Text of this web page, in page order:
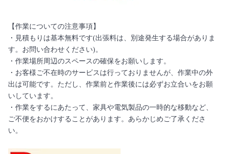
【作業についての注意事項】
・見積もりは基本無料です(出張料は、別途発生する場合がありま
す。お問い合わせください)。
・作業場所周辺のスペースの確保をお願いします。
・お客様ご不在時のサービスは行っておりませんが、作業中の外
出は可能です。ただし、作業前と作業後には必ずお立合いをお願
いしています。
・作業をするにあたって、家具や電気製品の一時的な移動など、
ご不便をおかけすることがあります。あらかじめご了承くださ
い。